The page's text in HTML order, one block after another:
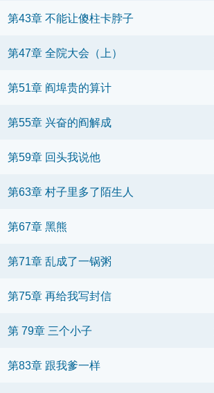
第43章 不能让傻柱卡脖子
第47章 全院大会（上）
第51章 阎埠贵的算计
第55章 兴奋的阎解成
第59章 回头我说他
第63章 村子里多了陌生人
第67章 黑熊
第71章 乱成了一锅粥
第75章 再给我写封信
第 79章 三个小子
第83章 跟我爹一样